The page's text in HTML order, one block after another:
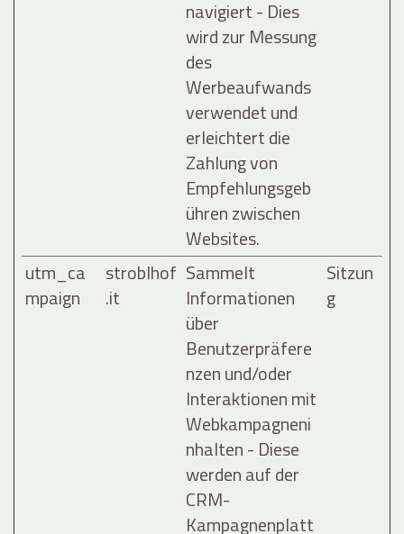
navigiert - Dies
wird zur Messung
des
Werbeaufwands
verwendet und
erleichtert die
Zahlung von
Empfehlungsgeb
ühren zwischen
Websites.
utm_ca
mpaign
stroblhof
.it
Sammelt
Informationen
über
Benutzerpräfere
nzen und/oder
Interaktionen mit
Webkampagneni
nhalten - Diese
werden auf der
CRM-
Kampagnenplatt
Sitzun
g